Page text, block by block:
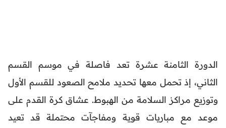
الدورة الثامنة عشرة تعد فاصلة في موسم القسم
الثاني، إذ تحمل معها تحديد ملامح الصعود للقسم الأول
وتوزيع مراكز السلامة من الهبوط. عشاق كرة القدم على
موعد مع مباريات قوية ومفاجآت محتملة قد تعيد